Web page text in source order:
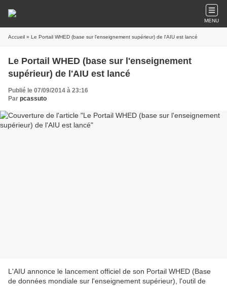
MENU
Accueil » Le Portail WHED (base sur l'enseignement supérieur) de l'AIU est lancé
Le Portail WHED (base sur l'enseignement
supérieur) de l'AIU est lancé
Publié le 07/09/2014 à 23:16
Par pcassuto
L'AIU annonce le lancement officiel de son Portail WHED (Base
de données mondiale sur l'enseignement supérieur), l'outil de